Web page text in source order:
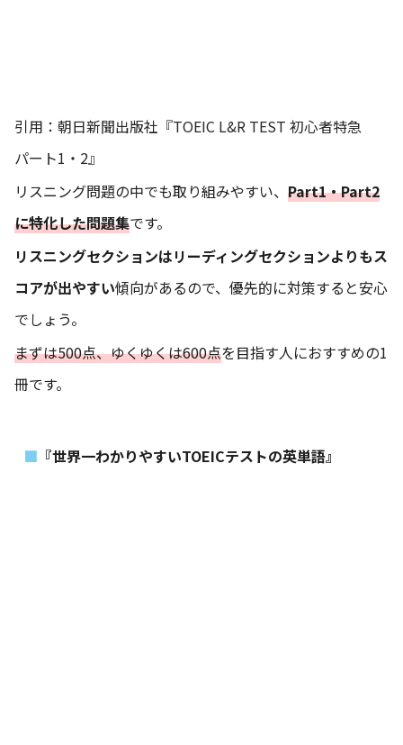
引用： 朝日新聞出版社『TOEIC L&R TEST 初心者特急
パート1・2』
リスニング問題の中でも取り組みやすい、 Part1・Part2
に特化した問題集です。
リスニングセクションはリーディングセクションよりもス
コアが出やすい傾向があるので、優先的に対策すると安心
でしょう。
まずは500点、ゆくゆくは600点を目指す人におすすめの1
冊です。
『世界一わかりやすいTOEICテストの英単語』